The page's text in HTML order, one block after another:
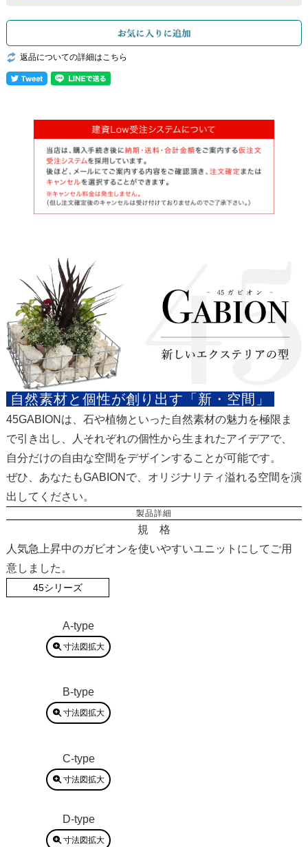
返品についての詳細はこちら
自然素材と個性が創り出す「新・空間」
45GABIONは、石や植物といった自然素材の魅力を極限ま
で引き出し、人それぞれの個性から生まれたアイデアで、
自分だけの自由な空間をデザインすることが可能です。
ぜひ、あなたもGABIONで、オリジナリティ溢れる空間を演
出してください。
製品詳細
規 格
人気急上昇中のガビオンを使いやすいユニットにしてご用
意しました。
45シリーズ
A-type
寸法図拡大
B-type
寸法図拡大
C-type
寸法図拡大
D-type
寸法図拡大